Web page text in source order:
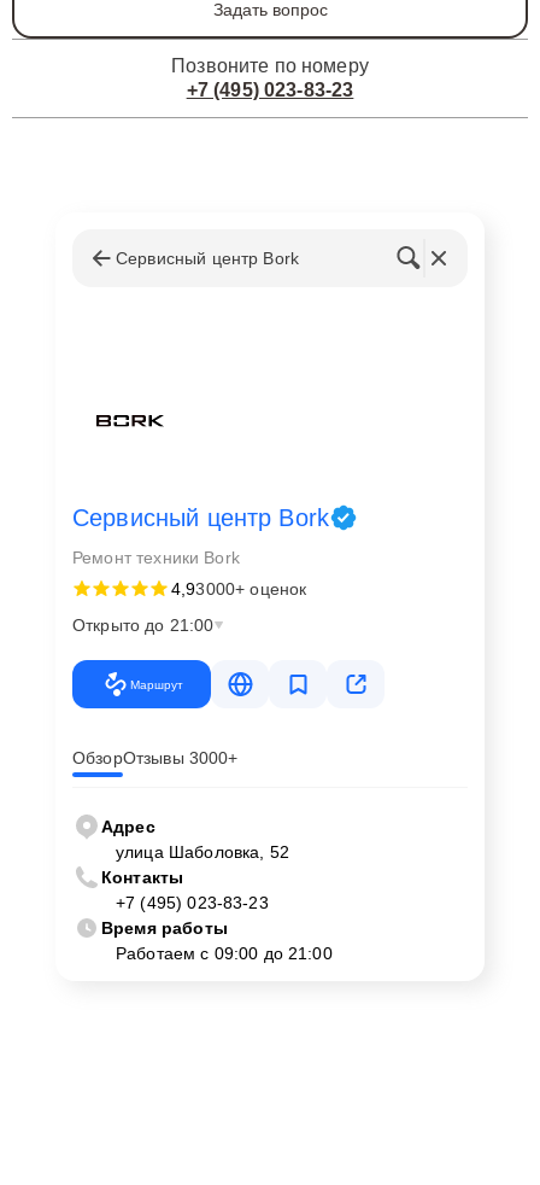
Задать вопрос
Позвоните по номеру
+7 (495) 023-83-23
Сервисный центр Bork
Сервисный центр Bork
Ремонт техники Bork
4,93000+ оценок
Открыто до 21:00
Маршрут
ОбзорОтзывы 3000+
Адрес
улица Шаболовка, 52
Контакты
+7 (495) 023-83-23
Время работы
Работаем с 09:00 до 21:00